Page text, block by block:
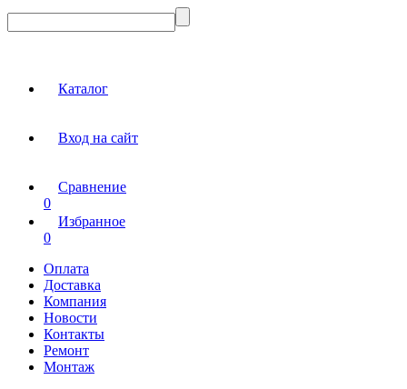
Каталог
Вход на сайт
Сравнение
0
Избранное
0
Оплата
Доставка
Компания
Новости
Контакты
Ремонт
Монтаж